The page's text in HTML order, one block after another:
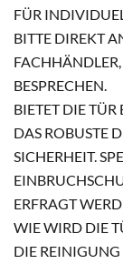
FÜR
BITTE DIREKT
BESPRECHEN.
BIETET DIE
DAS ROBUSTE
SICHERHEIT.
ERFRAGT
WIE WIRD DIE
DIE